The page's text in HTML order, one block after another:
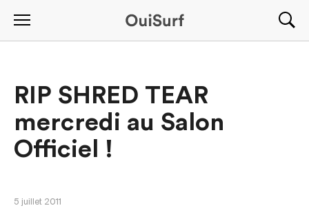
RIP SHRED TEAR
mercredi au Salon
Officiel !
5 juillet 2011